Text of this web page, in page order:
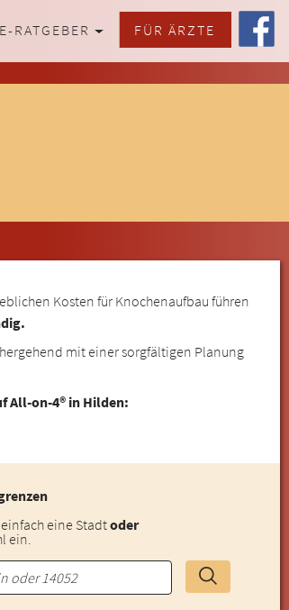
RATGEBER FÜR ÄRZTE
Kosten für Knochenaufbau führen
mit einer sorgfältigen Planung
All-on-4® in Hilden:
eine Stadtoder
ein.